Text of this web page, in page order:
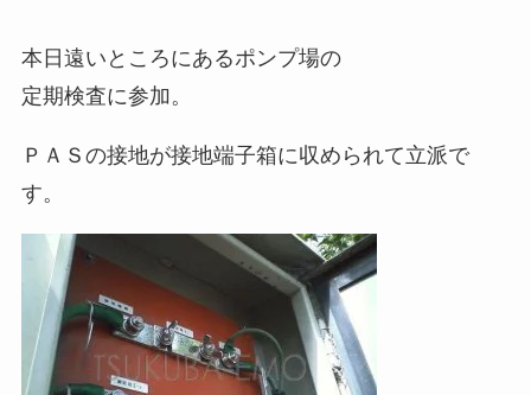
本日遠いところにあるポンプ場の
定期検査に参加。
ＰＡＳの接地が接地端子箱に収められて立派で
す。